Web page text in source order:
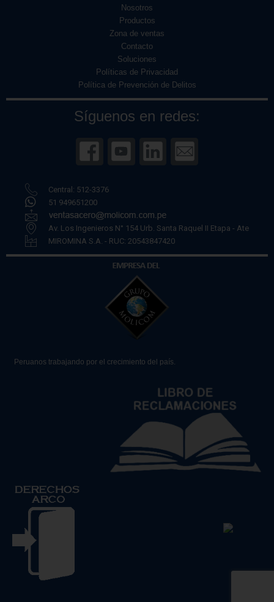
Nosotros
Productos
Zona de ventas
Contacto
Soluciones
Políticas de Privacidad
Política de Prevención de Delitos
Síguenos en redes:
Central: 512-3376
51 949651200
Av. Los Ingenieros N° 154 Urb. Santa Raquel II Etapa - Ate
MIROMINA S.A. - RUC: 20543847420
Peruanos trabajando por el crecimiento del país.